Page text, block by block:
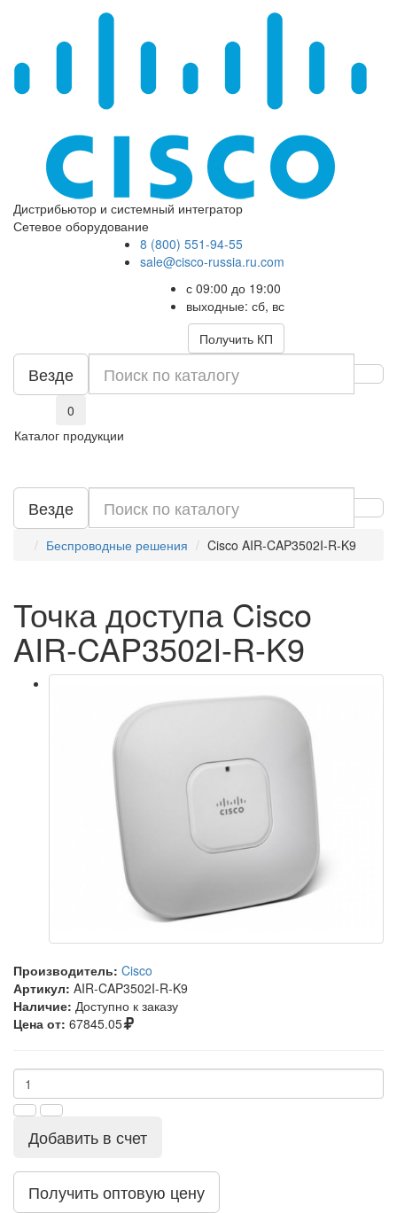
Дистрибьютор и системный интегратор
Сетевое оборудование
8 (800) 551-94-55
sale@cisco-russia.ru.com
с 09:00 до 19:00
выходные: сб, вс
Получить КП
Везде
0
Каталог продукции
Везде
Беспроводные решения Cisco AIR-CAP3502I-R-K9
Точка доступа Cisco
AIR-CAP3502I-R-K9
Производитель: Cisco
Артикул: AIR-CAP3502I-R-K9
Наличие: Доступно к заказу
Цена от: 67845.05
Добавить в счет
Получить оптовую цену